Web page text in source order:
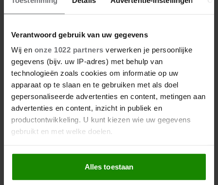
Verantwoord gebruik van uw gegevens
Wij en onze 1022 partners verwerken je persoonlijke
gegevens (bijv. uw IP-adres) met behulp van
technologieën zoals cookies om informatie op uw
apparaat op te slaan en te gebruiken met als doel
gepersonaliseerde advertenties en content, metingen aan
advertenties en content, inzicht in publiek en
productontwikkeling. U kunt kiezen wie uw gegevens
gebruikt en met welke doelen.
Als u het toestaat, willen we ook graag:
Informatie verzamelen over uw geografische
locatie, die tot een paar meter nauwkeurig kan zijn
Alles toestaan
06/08/2026
ROXEANNE EN ANDRÉ HAZES
DENKEN TERUG AAN ‘KAPOT
ENGE’ HAZES-IMITATOR: ‘ECHT
NIET GOED BIJ JE PAASEI’